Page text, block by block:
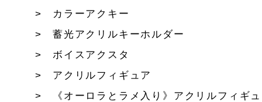
カラーアクキー
蓄光アクリルキーホルダー
ボイスアクスタ
アクリルフィギュア
《オーロラとラメ入り》アクリルフィギュ